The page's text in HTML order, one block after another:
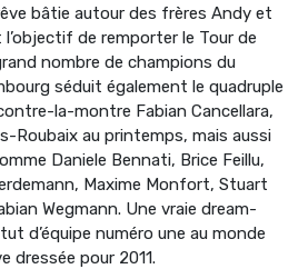
bâtie autour des frères Andy et
de remporter le Tour de
nombre de champions du
séduit également le quadruple
la-montre Fabian Cancellara,
Roubaix au printemps, mais aussi
Daniele Bennati, Brice Feillu,
Maxime Monfort, Stuart
Wegmann. Une vraie dream-
d’équipe numéro une au monde
dressée pour 2011.